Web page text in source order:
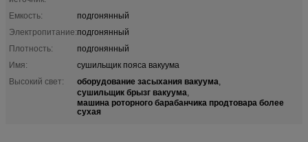
Емкость:
подгонянный
Электропитание:подгонянный
Плотность:
подгонянный
Имя:
сушильщик пояса вакуума
Высокий свет:
оборудование засыхания вакуума,
сушильщик брызг вакуума,
машина роторного барабанчика продтовара более
сухая